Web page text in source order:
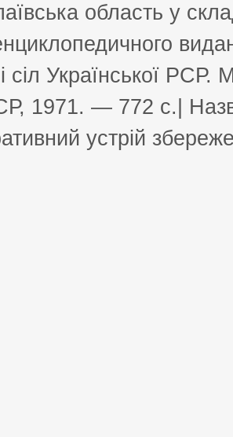
область у
і сіл Української
1971. — 772 с.| Назви
устрій